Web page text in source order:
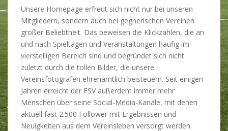
Unsere Homepage erfreut sich nicht nur bei unseren
Mitgliedern, sondern auch bei gegnerischen Vereinen
großer Beliebtheit. Das beweisen die Klickzahlen, die an
und nach Spieltagen und Veranstaltungen häufig im
vierstelligen Bereich sind und begründet sich nicht
zuletzt durch die tollen Bilder, die unsere
Vereinsfotografen ehrenamtlich beisteuern. Seit einigen
Jahren erreicht der FSV außerdem immer mehr
Menschen über seine Social-Media-Kanäle, mit denen
aktuell fast 2.500 Follower mit Ergebnissen und
Neuigkeiten aus dem Vereinsleben versorgt werden